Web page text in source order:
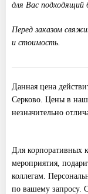
для Вас подходящий
Перед заказом
и стоимость.
Данная цена
Серково. Цены в
незначительно
Для корпоративных
мероприятия,
коллегам.
по вашему запросу.